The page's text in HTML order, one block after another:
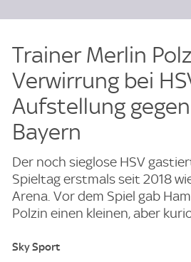
Trainer Merlin
Verwirrung bei
Aufstellung
Bayern
Der noch sieglose HSV
Spieltag erstmals seit 2018
Arena. Vor dem Spiel gab
Polzin einen kleinen, aber
Sky Sport